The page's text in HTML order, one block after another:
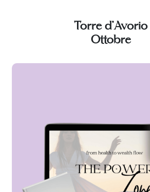
Torre d'Avorio
Ottobre